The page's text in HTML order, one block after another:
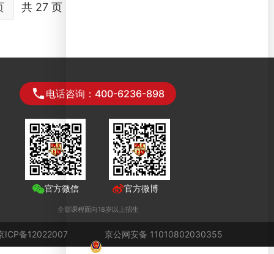
共 27 页
电话咨询：400-6236-898
官方微信 官方微博
全部课程面向18岁以上招生
ICP备12022007 京公网安备 11010802030355